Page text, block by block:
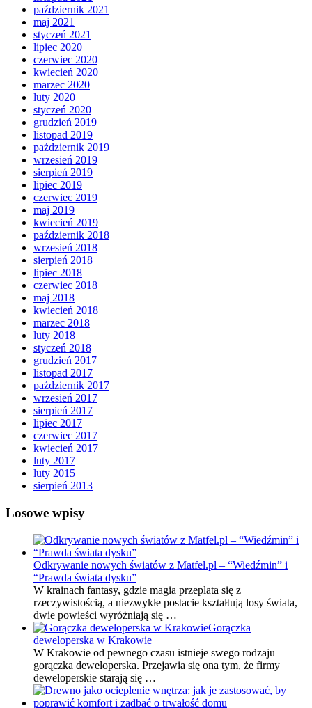
październik 2021
maj 2021
styczeń 2021
lipiec 2020
czerwiec 2020
kwiecień 2020
marzec 2020
luty 2020
styczeń 2020
grudzień 2019
listopad 2019
październik 2019
wrzesień 2019
sierpień 2019
lipiec 2019
czerwiec 2019
maj 2019
kwiecień 2019
październik 2018
wrzesień 2018
sierpień 2018
lipiec 2018
czerwiec 2018
maj 2018
kwiecień 2018
marzec 2018
luty 2018
styczeń 2018
grudzień 2017
listopad 2017
październik 2017
wrzesień 2017
sierpień 2017
lipiec 2017
czerwiec 2017
kwiecień 2017
luty 2017
luty 2015
sierpień 2013
Losowe wpisy
Odkrywanie nowych światów z Matfel.pl – “Wiedźmin” i
“Prawda świata dysku”
W krainach fantasy, gdzie magia przeplata się z
rzeczywistością, a niezwykłe postacie kształtują losy świata,
dwie powieści wyróżniają się …
Gorączka
deweloperska w Krakowie
W Krakowie od pewnego czasu istnieje swego rodzaju
gorączka deweloperska. Przejawia się ona tym, że firmy
deweloperskie starają się …